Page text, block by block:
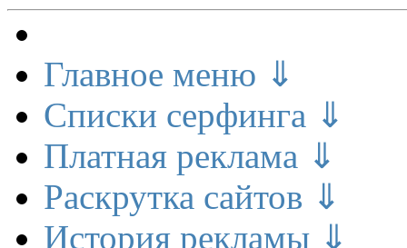
Главное меню ⇓
Списки серфинга ⇓
Платная реклама ⇓
Раскрутка сайтов ⇓
История рекламы ⇓